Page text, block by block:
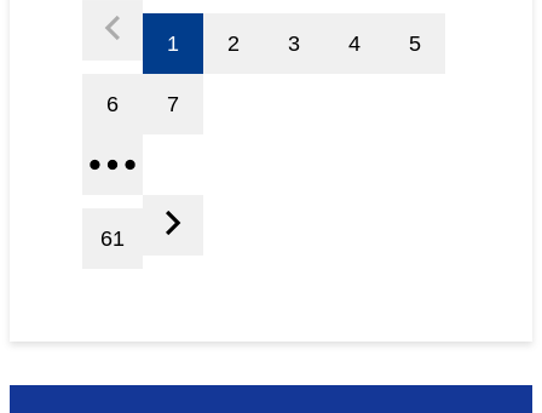
1 2 3 4 5
6 7
61